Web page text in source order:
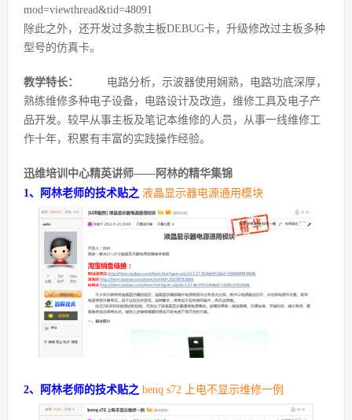
mod=viewthread&tid=48091
除此之外，还开发过多款主板DEBUG卡，升级修改过主板多种
型号的仿真卡。
教学特长：
电路分析，示波器使用娴熟，电路功底深厚，
熟练维修多种电子设备，电路设计及改造，维修工具及电子产
品开发。较早从事主板及笔记本维修的人员，从事一线维修工
作十年，积累有丰富的实践操作经验。
迅维培训中心精英讲师——阿林的精华集锦
1、阿林老师的技术贴之 液晶显示器电源通用模块
2、阿林老师的技术贴之 benq s72 上电不显示维修一例